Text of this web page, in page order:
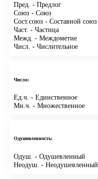
Пред. - Предлог
Союз - Союз
Сост.союз - Составной союз
Част. - Частица
Межд. - Междометие
Числ. - Числительное
Число:
Ед.ч. - Единственное
Мн.ч. - Множественное
Одушевленность:
Одуш. - Одушевленный
Неодуш. - Неодушевленный